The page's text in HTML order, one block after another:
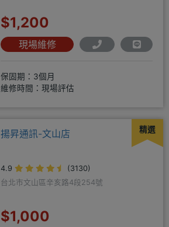
$1,200
現場維修
保固期：3個月
維修時間：現場評估
精選
揚昇通訊-文山店
4.9
(3130)
台北市文山區辛亥路4段254號
$1,000